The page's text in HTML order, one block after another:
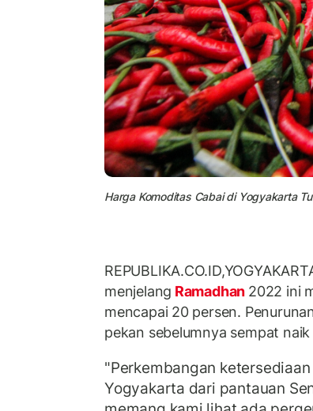
Harga Komoditas Cabai di Yogyakarta
menjelang Ramadhan 2022 ini
mencapai 20 persen.
pekan sebelumnya sempat
"Perkembangan
Yogyakarta dari pantauan